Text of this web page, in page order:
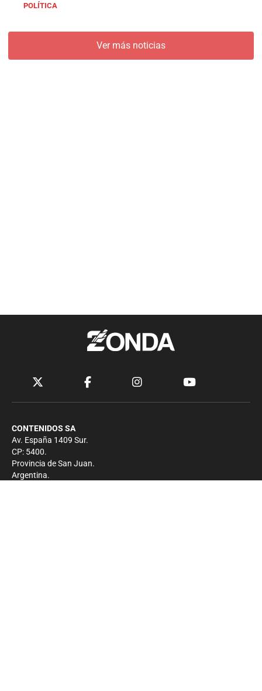
POLÍTICA
Ver más noticias
CONTENIDOS SA
Av. España 1409 Sur.
CP: 5400.
Provincia de San Juan.
Argentina.